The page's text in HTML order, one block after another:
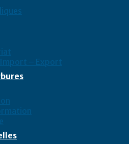
– Export